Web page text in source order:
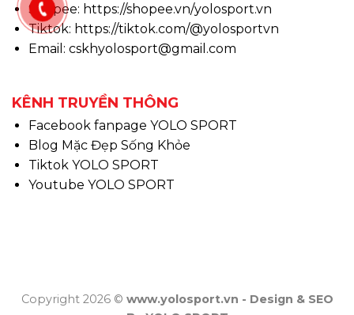
Shopee: https://shopee.vn/yolosport.vn
Tiktok: https://tiktok.com/@yolosportvn
Email: cskhyolosport@gmail.com
KÊNH TRUYỀN THÔNG
Facebook fanpage YOLO SPORT
Blog Mặc Đẹp Sống Khỏe
Tiktok YOLO SPORT
Youtube YOLO SPORT
Copyright 2026 © www.yolosport.vn - Design & SEO